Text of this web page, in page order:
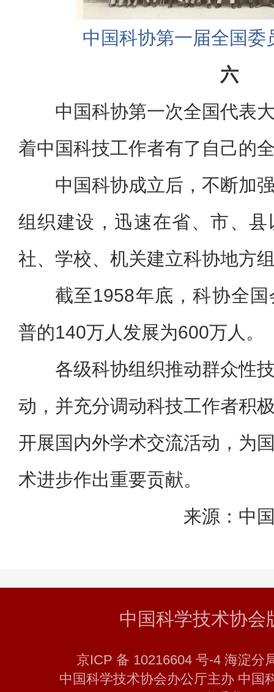
中国科协第一届全国委
六
中国科协第一次全国代表
着中国科技工作者有了自己的
中国科协成立后，不断加
组织建设，迅速在省、市、
社、学校、机关建立科协地方
截至1958年底，科协全
普的140万人发展为600万人。
各级科协组织推动群众性
动，并充分调动科技工作者积
开展国内外学术交流活动，为
术进步作出重要贡献。
来源：中
中国科学技术协会
京ICP 备 10216604 号-4 海淀分
中国科学技术协会办公厅主办 中国